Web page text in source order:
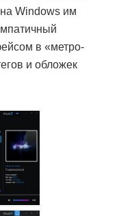
Windows им
в «метро-
и обложек